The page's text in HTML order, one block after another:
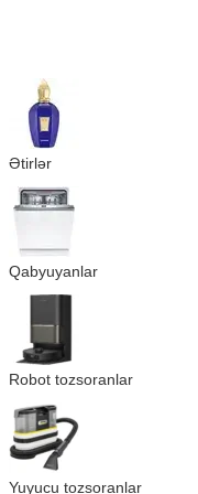
Ətirlər
Qabyuyanlar
Robot tozsoranlar
Yuyucu tozsoranlar